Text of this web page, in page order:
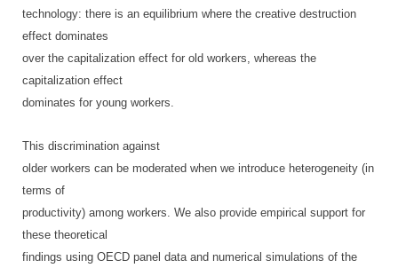
technology: there is an equilibrium where the creative destruction
effect dominates
over the capitalization effect for old workers, whereas the
capitalization effect
dominates for young workers.
This discrimination against
older workers can be moderated when we introduce heterogeneity (in
terms of
productivity) among workers. We also provide empirical support for
these theoretical
findings using OECD panel data and numerical simulations of the